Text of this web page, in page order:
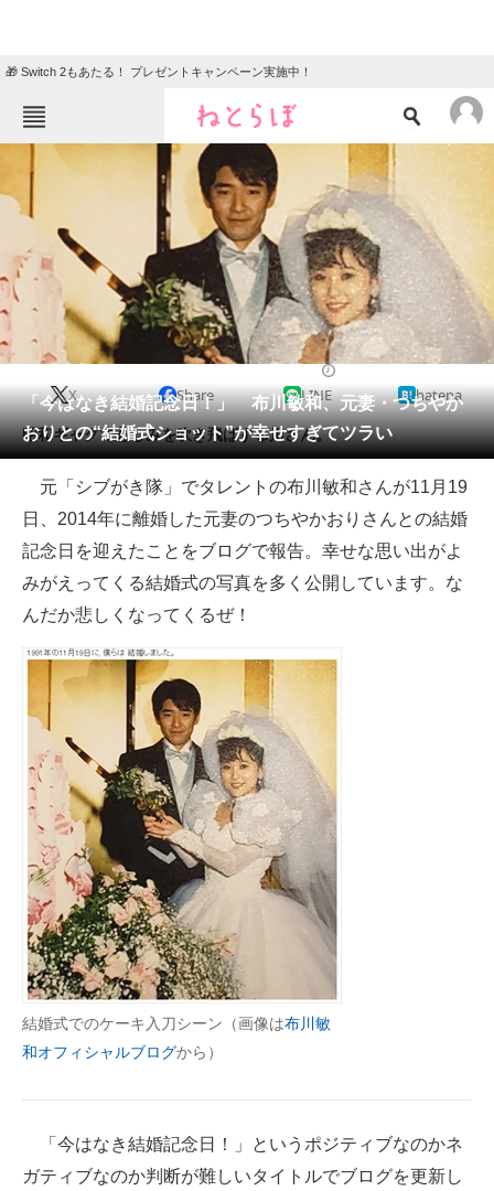
🎁 Switch 2もあたる！ プレゼントキャンペーン実施中！
ねとらぼメニュー
ニュース
エンタメ クイズ
グルメ 地域
住まい 教育・育児
動物 リサーチ
会員記事
メディア
注目記事を集めた総合ページ
ITの今と未来を見通す
スマホと通信の最新トレンド
好きが集まる 比べて選べる
ビジネスと働き方のヒント
AI活用のいまが分かる
企業ITのトレンドを詳説
経営リーダーのコミュニティ
マーケ×ITの今がよく分かる
ITエンジニア向け専門サイト
企業向けIT製品の総合サイト
IT製品の技術・比較・事例
モノづくり技術者専門サイト
「今はなき結婚記念日！」 布川敏和、元妻・つちやか
おりとの“結婚式ショット”が幸せすぎてツラい
X Share LINE hatena
昭和ギャグで悲しみを吹き飛ばす布川さん。
元「シブがき隊」でタレントの布川敏和さんが11月19
日、2014年に離婚した元妻のつちやかおりさんとの結婚
記念日を迎えたことをブログで報告。幸せな思い出がよ
みがえってくる結婚式の写真を多く公開しています。な
んだか悲しくなってくるぜ！
結婚式でのケーキ入刀シーン（画像は布川敏
和オフィシャルブログから）
「今はなき結婚記念日！」というポジティブなのかネ
ガティブなのか判断が難しいタイトルでブログを更新し